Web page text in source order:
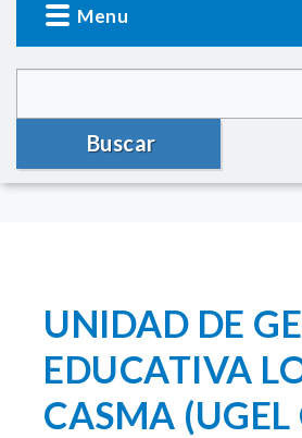
Menu
Buscar
UNIDAD DE
EDUCATIVA
CASMA